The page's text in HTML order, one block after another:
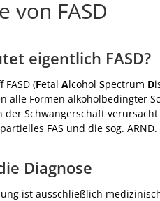
von FASD
eigentlich FASD?
(FetalAlcoholSpectrum D
alle Formen alkoholbedingter
der Schwangerschaft
FAS und die sog. ARND.
Diagnose
ist ausschließlich